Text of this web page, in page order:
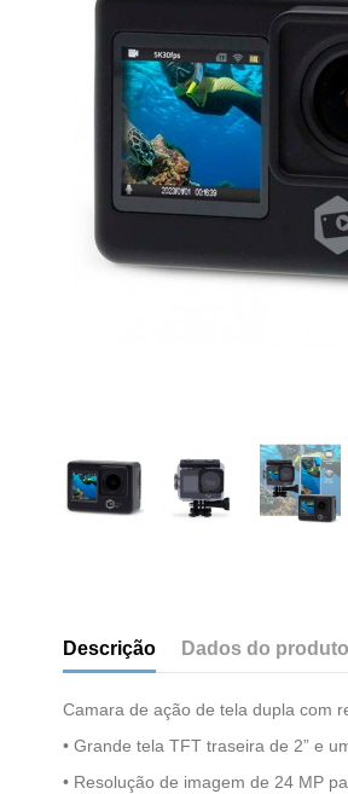
Descrição Dados do produto
Camara de ação de tela dupla com
• Grande tela TFT traseira de 2” e
• Resolução de imagem de 24 MP